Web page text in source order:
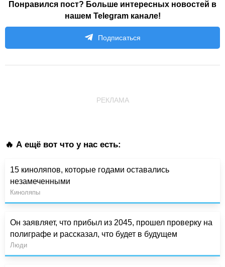
Понравился пост? Больше интересных новостей в
нашем Telegram канале!
Подписаться
РЕКЛАМА
🔥 А ещё вот что у нас есть:
15 киноляпов, которые годами оставались
незамеченными
Киноляпы
Он заявляет, что прибыл из 2045, прошел проверку на
полиграфе и рассказал, что будет в будущем
Люди